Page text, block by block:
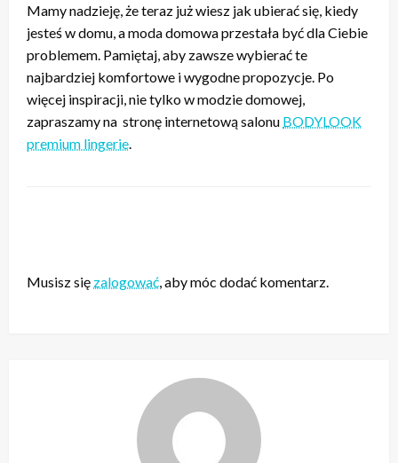
Mamy nadzieję, że teraz już wiesz jak ubierać się, kiedy
jesteś w domu, a moda domowa przestała być dla Ciebie
problemem. Pamiętaj, aby zawsze wybierać te
najbardziej komfortowe i wygodne propozycje. Po
więcej inspiracji, nie tylko w modzie domowej,
zapraszamy na stronę internetową salonu BODYLOOK
premium lingerie.
Musisz się zalogować, aby móc dodać komentarz.